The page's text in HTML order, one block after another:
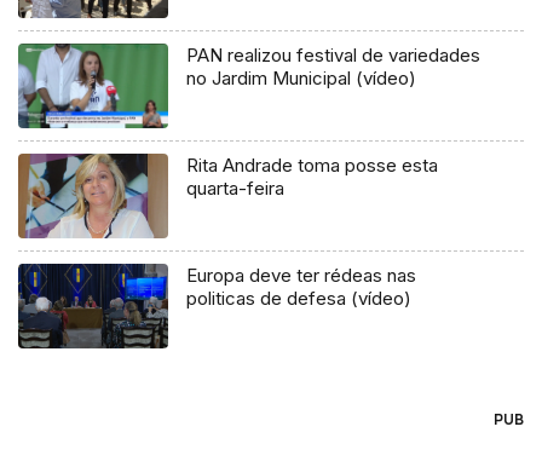
PAN realizou festival de variedades
no Jardim Municipal (vídeo)
Rita Andrade toma posse esta
quarta-feira
Europa deve ter rédeas nas
politicas de defesa (vídeo)
PUB